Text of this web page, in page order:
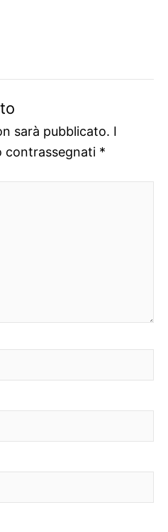
sarà pubblicato. I
contrassegnati *